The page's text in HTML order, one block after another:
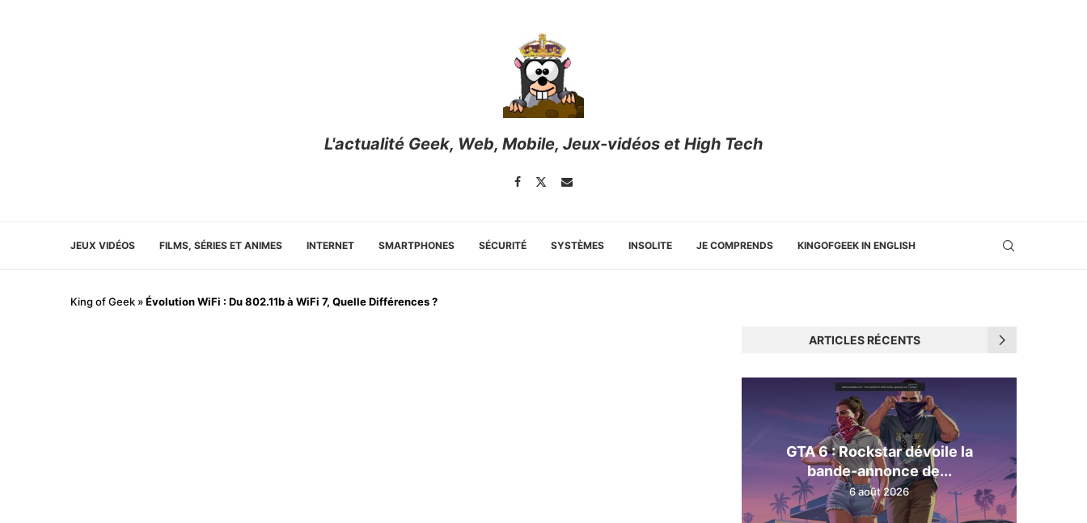
L'actualité Geek, Web, Mobile, Jeux-vidéos et High Tech
JEUX VIDÉOS FILMS, SÉRIES ET ANIMES INTERNET SMARTPHONES SÉCURITÉ SYSTÈMES INSOLITE JE COMPRENDS KINGOFGEEK IN ENGLISH
King of Geek »Évolution WiFi : Du 802.11b à WiFi 7, Quelle Différences ?
ARTICLES RÉCENTS
GTA 6 : Rockstar dévoile la
bande-annonce de...
6 août 2026